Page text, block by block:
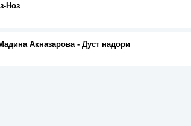
Ноз
Акназарова - Дуст надори